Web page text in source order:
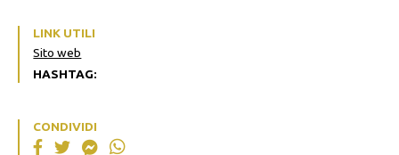
LINK UTILI
Sito web
HASHTAG:
CONDIVIDI